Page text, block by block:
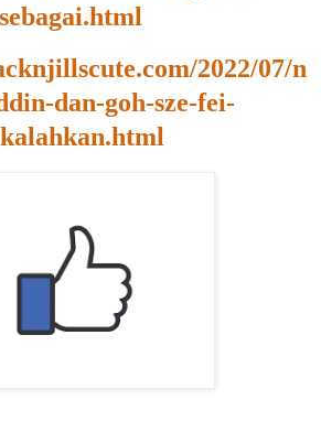
sebagai.html
2022/07/n
dan-goh-sze-fei-